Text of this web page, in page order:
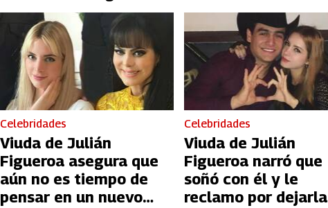
Celebridades
Viuda de Julián
Figueroa asegura que
aún no es tiempo de
pensar en un nuevo
Celebridades
Viuda de Julián
Figueroa narró que
soñó con él y le
reclamo por dejarla